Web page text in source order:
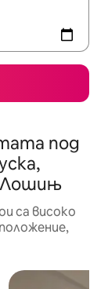
под
Лошињ
са високо